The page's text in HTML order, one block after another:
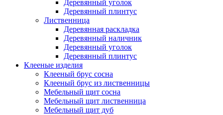
Деревянный уголок
Деревянный плинтус
Лиственница
Деревянная раскладка
Деревянный наличник
Деревянный уголок
Деревянный плинтус
Клееные изделия
Клееный брус сосна
Клееный брус из лиственницы
Мебельный щит сосна
Мебельный щит лиственница
Мебельный щит дуб